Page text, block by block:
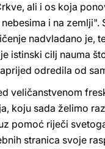
ali i os koja
i na zemlji".
nadvladano je,
istinski cilj nauma
odredila od
veličanstvenom
koju sada želimo
pomoć riječi
stranica svoje